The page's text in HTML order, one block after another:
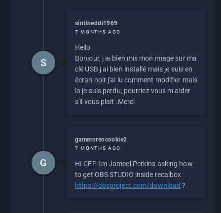
sintineddi1969
7 MONTHS AGO
Hello
Bonjour, j ai bien mis mon image sur ma
clé USB j ai bien installé mais je suis en
écran noir j'ai lu comment modifier mais
la je suis perdu, pourriez vous m aider
s'il vous plait .Merci
S
gameroreocookie2
7 MONTHS AGO
HI CEP I'm Jameel Perkins asking how
to get OBS STUDIO inside recalbox
https://obsproject.com/download ?
G